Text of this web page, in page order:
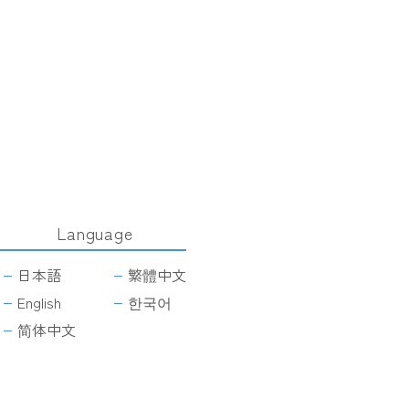
Language
日本語
English
简体中文
繁體中文
한국어